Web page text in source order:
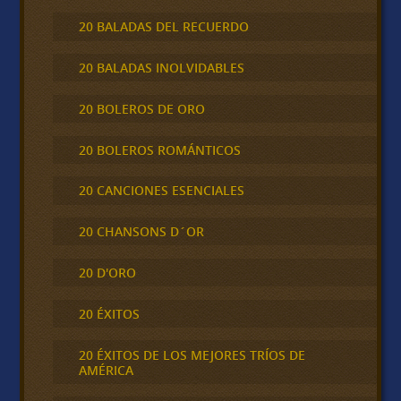
20 BALADAS DEL RECUERDO
20 BALADAS INOLVIDABLES
20 BOLEROS DE ORO
20 BOLEROS ROMÁNTICOS
20 CANCIONES ESENCIALES
20 CHANSONS D´OR
20 D'ORO
20 ÉXITOS
20 ÉXITOS DE LOS MEJORES TRÍOS DE
AMÉRICA